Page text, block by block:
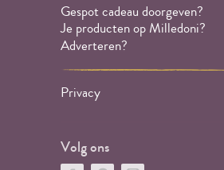
Gespot cadeau doorgeven?
Je producten op Milledoni?
Adverteren?
Privacy
Volg ons